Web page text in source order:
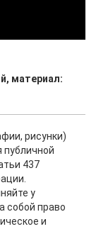
материал:
рисунки)
публичной
437
у
собой право
и